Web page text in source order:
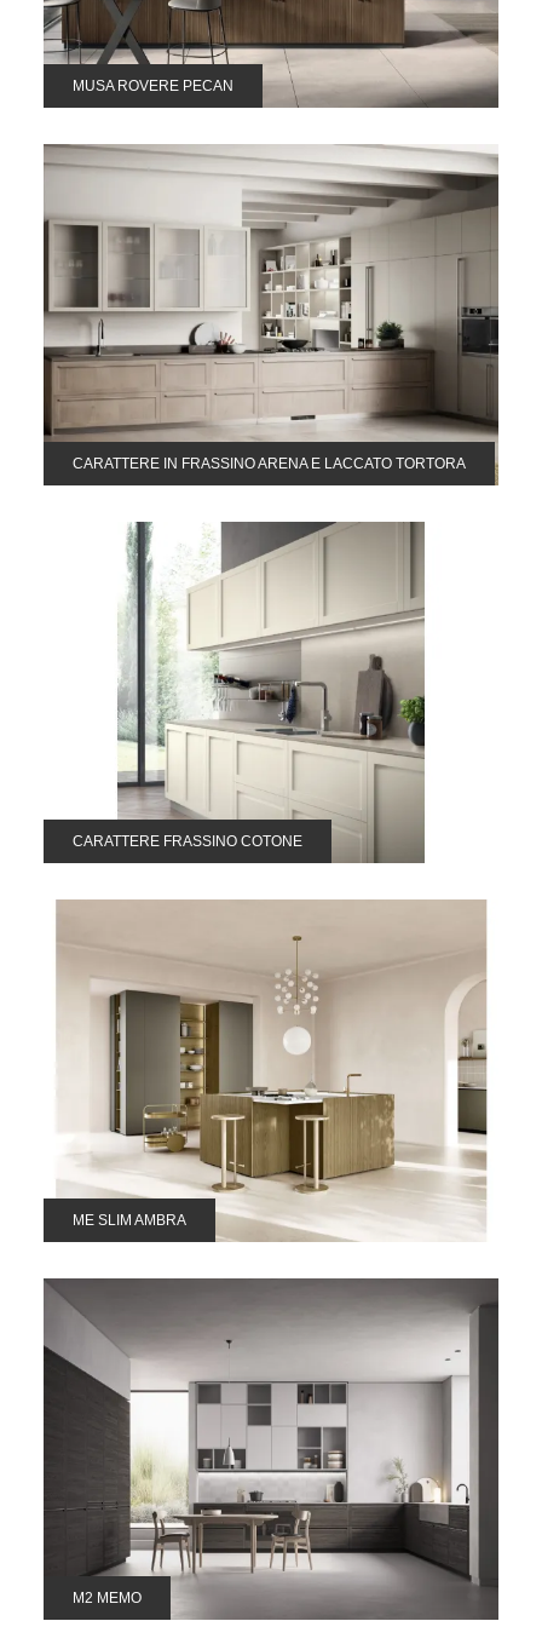
MUSA ROVERE PECAN
CARATTERE IN FRASSINO ARENA E LACCATO TORTORA
CARATTERE FRASSINO COTONE
ME SLIM AMBRA
M2 MEMO